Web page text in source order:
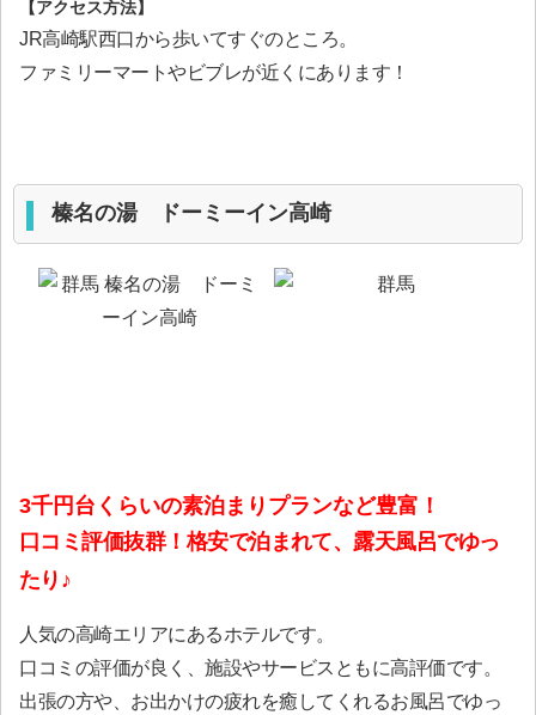
【アクセス方法】
JR高崎駅西口から歩いてすぐのところ。
ファミリーマートやビブレが近くにあります！
榛名の湯 ドーミーイン高崎
3千円台くらいの素泊まりプランなど豊富！
口コミ評価抜群！格安で泊まれて、露天風呂でゆっ
たり♪
人気の高崎エリアにあるホテルです。
口コミの評価が良く、施設やサービスともに高評価です。
出張の方や、お出かけの疲れを癒してくれるお風呂でゆっ